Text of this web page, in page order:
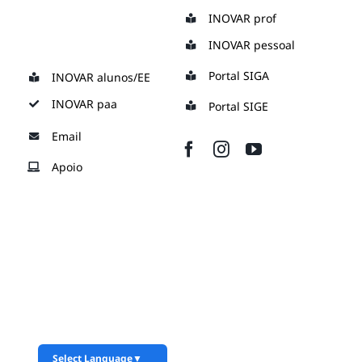
content
INOVAR prof
INOVAR pessoal
INOVAR alunos/EE
INOVAR paa
Portal SIGA
Portal SIGE
Email
Apoio
Select Language▼